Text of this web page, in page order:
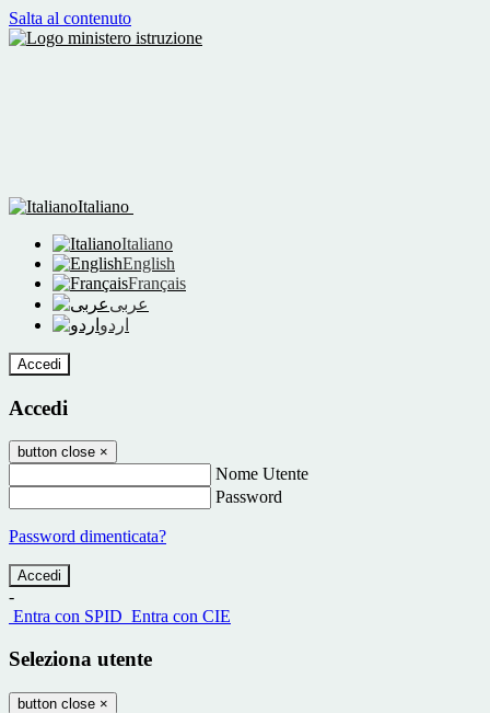
Salta al contenuto
Italiano
Italiano
English
Français
عربى
اردو
Accedi
Accedi
button close ×
Nome Utente
Password
Password dimenticata?
-
Entra con SPID Entra con CIE
Seleziona utente
button close ×